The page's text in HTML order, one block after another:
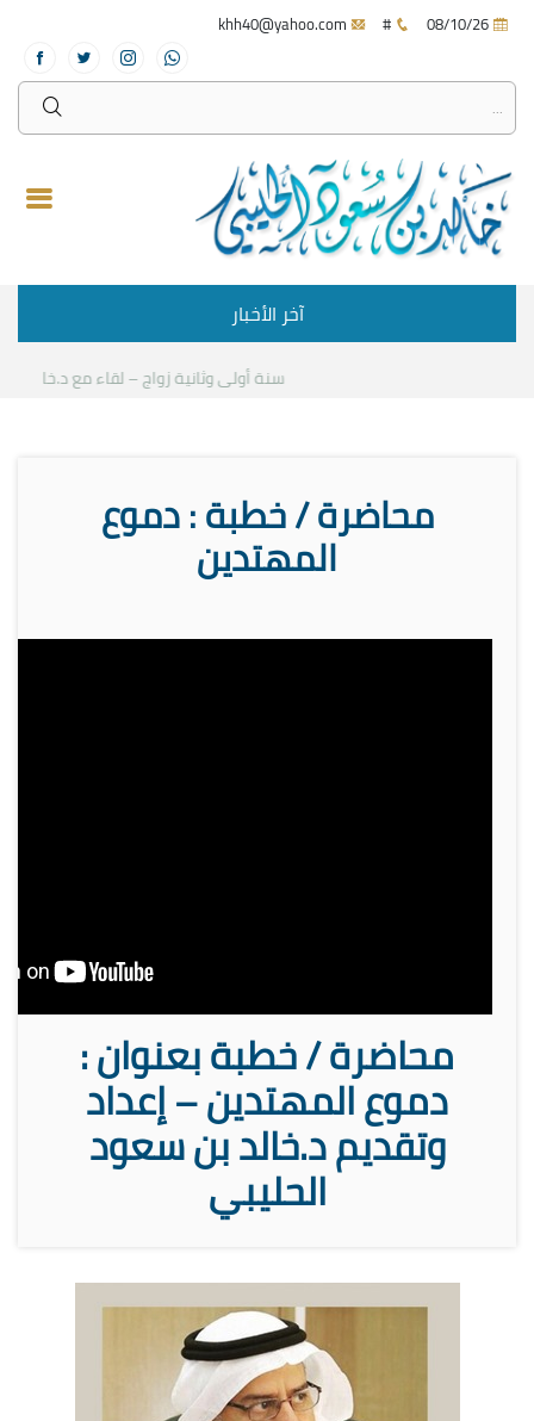
#
آخر الأخبار
سنة أولى وثانية زواج – لقاء مع د.خالد
محاضرة / خطبة : دموع
المهتدين
محاضرة / خطبة بعنوان :
دموع المهتدين – إعداد
وتقديم د.خالد بن سعود
الحليبي